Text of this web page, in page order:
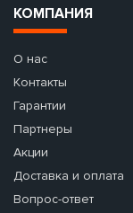
КОМПАНИЯ
О нас
Контакты
Гарантии
Партнеры
Акции
Доставка и оплата
Вопрос-ответ